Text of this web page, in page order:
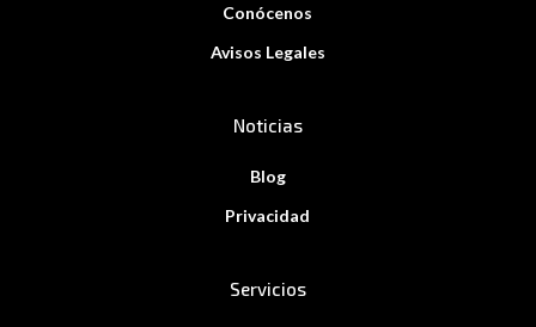
Conócenos
Avisos Legales
Noticias
Blog
Privacidad
Servicios